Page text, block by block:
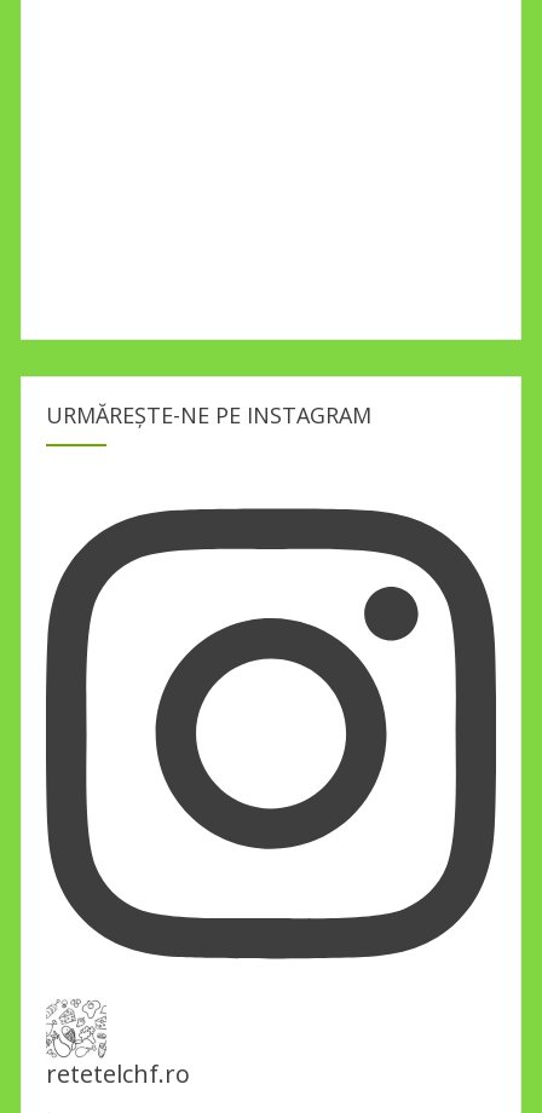
URMĂREȘTE-NE PE INSTAGRAM
retetelchf.ro